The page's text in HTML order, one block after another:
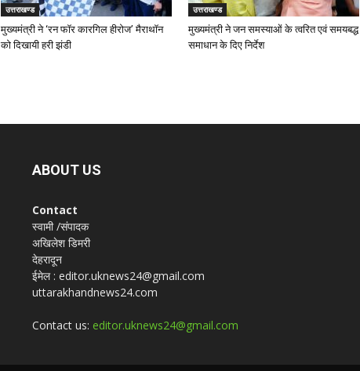
उत्तराखण्ड
मुख्यमंत्री ने ‘रन फॉर कारगिल हीरोज’ मैराथॉन
को दिखायी हरी झंडी
उत्तराखण्ड
मुख्यमंत्री ने जन समस्याओं के त्वरित एवं समयबद्ध
समाधान के दिए निर्देश
ABOUT US
Contact
स्वामी /संपादक
अखिलेश डिमरी
देहरादून
ईमेल : editor.uknews24@gmail.com
uttarakhandnews24.com
Contact us: editor.uknews24@gmail.com